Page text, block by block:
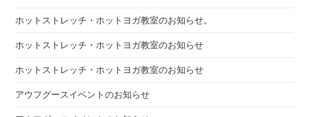
ホットストレッチ・ホットヨガ教室のお知らせ。
ホットストレッチ・ホットヨガ教室のお知らせ
ホットストレッチ・ホットヨガ教室のお知らせ
アウフグースイベントのお知らせ